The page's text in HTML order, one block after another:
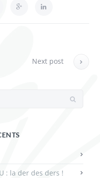
Next post
: la der des ders !